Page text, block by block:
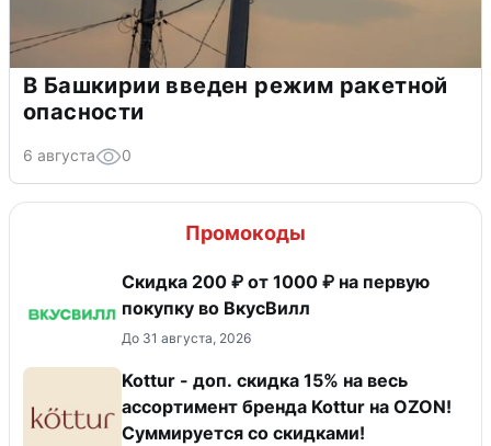
В Башкирии введен режим ракетной
опасности
6 августа 0
Промокоды
Скидка 200 ₽ от 1000 ₽ на первую
покупку во ВкусВилл
До 31 августа, 2026
Kottur - доп. скидка 15% на весь
ассортимент бренда Kottur на OZON!
Суммируется со скидками!